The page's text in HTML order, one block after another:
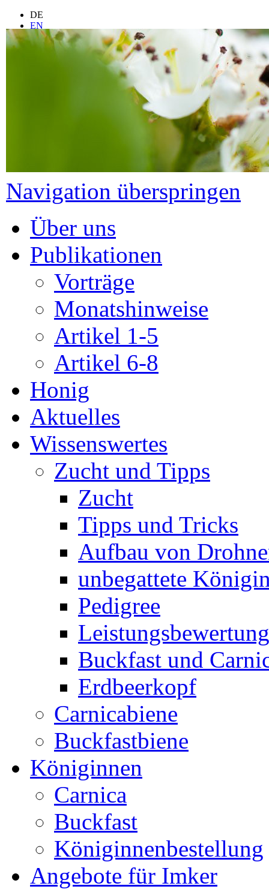
DE
EN
FR
ES
Navigation überspringen
Über uns
Publikationen
Vorträge
Monatshinweise
Artikel 1-5
Artikel 6-8
Honig
Aktuelles
Wissenswertes
Zucht und Tipps
Zucht
Tipps und Tricks
Aufbau von
unbegattete
Pedigree
Leistungsbewertung
Buckfast und
Erdbeerkopf
Carnicabiene
Buckfastbiene
Königinnen
Carnica
Buckfast
Königinnenbestellung
Angebote für Imker